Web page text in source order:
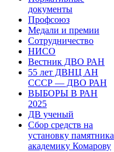
документы
Профсоюз
Медали и премии
Сотрудничество
НИСО
Вестник ДВО РАН
55 лет ДВНЦ АН
СССР — ДВО РАН
ВЫБОРЫ В РАН
2025
ДВ ученый
Сбор средств на
установку памятника
академику Комарову